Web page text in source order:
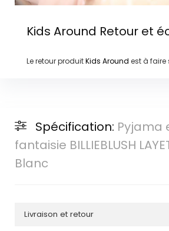
Kids Around Retour et
Le retour produitKids Around est à faire
Spécification: Pyjama
fantaisie BILLIEBLUSH
Blanc
Livraison et retour